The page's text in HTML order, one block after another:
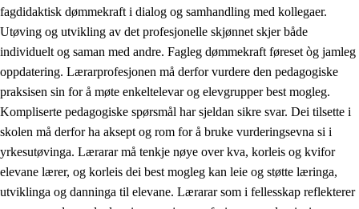
fagdidaktisk dømmekraft i dialog og samhandling med kollegaer.
Utøving og utvikling av det profesjonelle skjønnet skjer både
individuelt og saman med andre. Fagleg dømmekraft føreset òg jamleg
oppdatering. Lærarprofesjonen må derfor vurdere den pedagogiske
praksisen sin for å møte enkeltelevar og elevgrupper best mogleg.
Kompliserte pedagogiske spørsmål har sjeldan sikre svar. Dei tilsette i
skolen må derfor ha aksept og rom for å bruke vurderingsevna si i
yrkesutøvinga. Lærarar må tenkje nøye over kva, korleis og kvifor
elevane lærer, og korleis dei best mogleg kan leie og støtte læringa,
utviklinga og danninga til elevane. Lærarar som i fellesskap reflekterer